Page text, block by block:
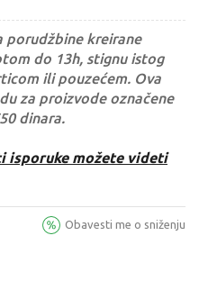
porudžbine kreirane
do 13h, stignu istog
ili pouzećem. Ova
za proizvode označene
dinara.
isporuke možete videti
Obavesti me o sniženju